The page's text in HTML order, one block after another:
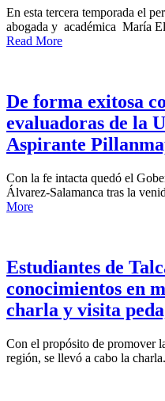
En esta tercera temporada el
abogada y académica María
Read More
De forma exitosa
evaluadoras de la
Aspirante
Con la fe intacta quedó el
Álvarez-Salamanca tras la
More
Estudiantes de
conocimientos en
charla y visita
Con el propósito de promover
región, se llevó a cabo la